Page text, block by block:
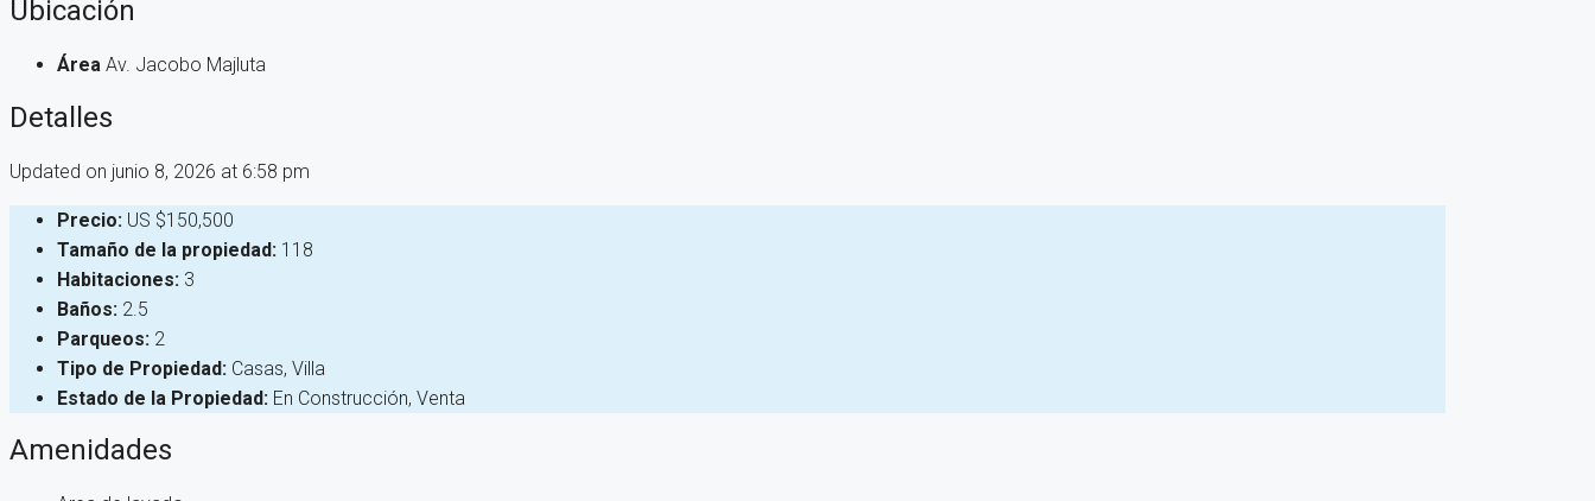
Ubicación
Área Av. Jacobo Majluta
Detalles
Updated on junio 8, 2026 at 6:58 pm
Precio: US $150,500
Tamaño de la propiedad: 118
Habitaciones: 3
Baños: 2.5
Parqueos: 2
Tipo de Propiedad: Casas, Villa
Estado de la Propiedad: En Construcción, Venta
Amenidades